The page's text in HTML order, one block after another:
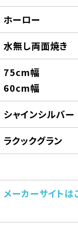
ホーロー
水無し両面焼き
75cm幅
60cm幅
シャインシルバー
ラクックグラン
メーカーサイトは